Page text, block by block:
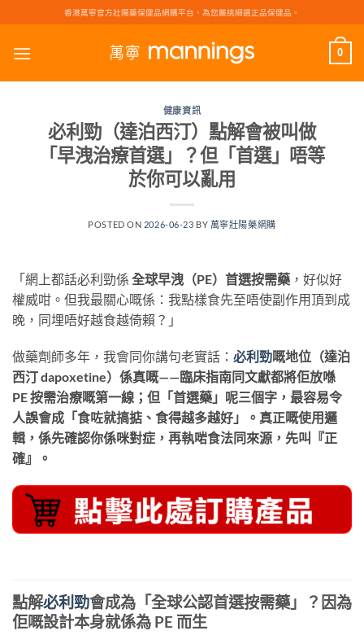
to
content
香港萬寧官方壯陽藥保健品網購平台，為您嚴挑細選正品保健品。
0
健康資訊
必利勁（達泊西汀）點解會被叫做
「早洩治療首選」？但「首選」唔等
於你可以亂用
POSTED ON 2026-06-23 BY 萬寧壯陽藥網購
「網上都話必利勁係 全球早洩（PE）首選按需藥 ，好似好
權威咁。但我最關心嘅係：我點樣食先至唔使副作用頂到成
晚，同埋唔好越食越倚賴？」
做藥劑師多年，我會同你講句老實話： 必利勁嘅地位（達泊
西汀 dapoxetine）係真嘅——臨床指南同文獻都將佢放喺
PE 按需治療嘅第一線；但「首選藥」呢三個字，最容易令
人誤會成「食咗就搞掂、食得越多越好」。真正嘅使用邏
輯，係先確認你係咪對症，再執啱食法同來源，先叫『正
確』。
點解必利勁會成為「全球公認首選按需藥」？因為
佢嘅設計本身就係為 PE 而生